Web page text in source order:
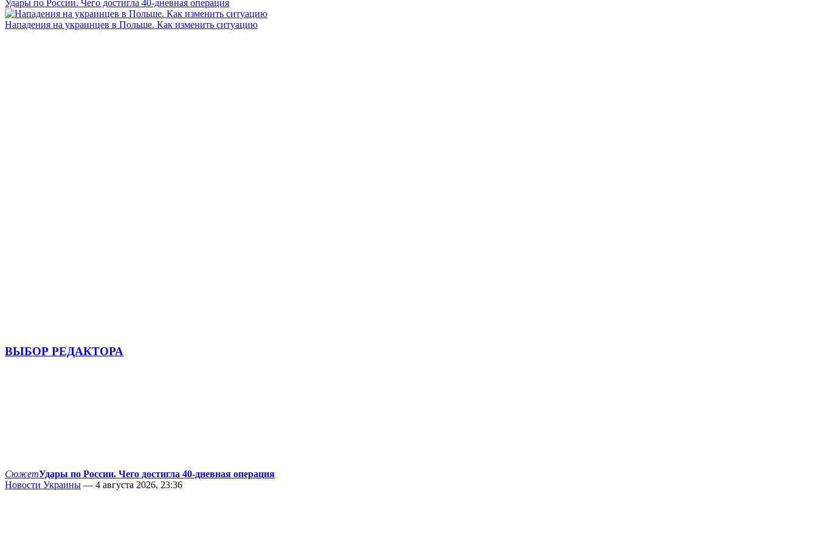
Удары по России. Чего достигла 40-дневная операция
Нападения на украинцев в Польше. Как изменить ситуацию
ВЫБОР РЕДАКТОРА
СюжетУдары по России. Чего достигла 40-дневная операция
Новости Украины — 4 августа 2026, 23:36